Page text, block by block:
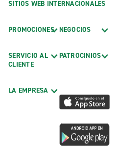
SITIOS WEB INTERNACIONALES
PROMOCIONES
SERVICIO AL
CLIENTE
LA EMPRESA
NEGOCIOS
PATROCINIOS